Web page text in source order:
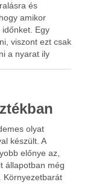
és
amikor
Egy
viszont ezt csak
a nyarat ily
olyat
készült. A
előnye az,
állapotban még
Környezetbarát